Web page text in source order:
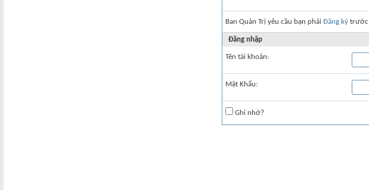
Ban Quản Trị yêu cầu bạn phải Đăng ký trước
Đăng nhập
Tên tài khoản:
Mật Khẩu:
Ghi nhớ?